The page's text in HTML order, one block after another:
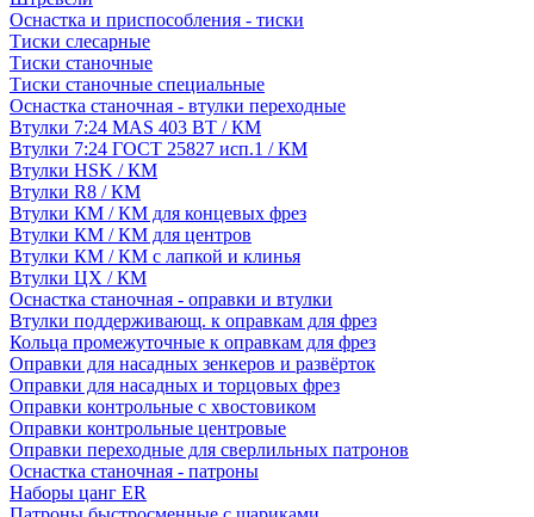
Оснастка и приспособления - тиски
Тиски слесарные
Тиски станочные
Тиски станочные специальные
Оснастка станочная - втулки переходные
Втулки 7:24 MAS 403 BT / КМ
Втулки 7:24 ГОСТ 25827 исп.1 / КМ
Втулки HSK / КМ
Втулки R8 / КМ
Втулки КМ / КМ для концевых фрез
Втулки КМ / КМ для центров
Втулки КМ / КМ с лапкой и клинья
Втулки ЦХ / КМ
Оснастка станочная - оправки и втулки
Втулки поддерживающ. к оправкам для фрез
Кольца промежуточные к оправкам для фрез
Оправки для насадных зенкеров и развёрток
Оправки для насадных и торцовых фрез
Оправки контрольные с хвостовиком
Оправки контрольные центровые
Оправки переходные для сверлильных патронов
Оснастка станочная - патроны
Наборы цанг ER